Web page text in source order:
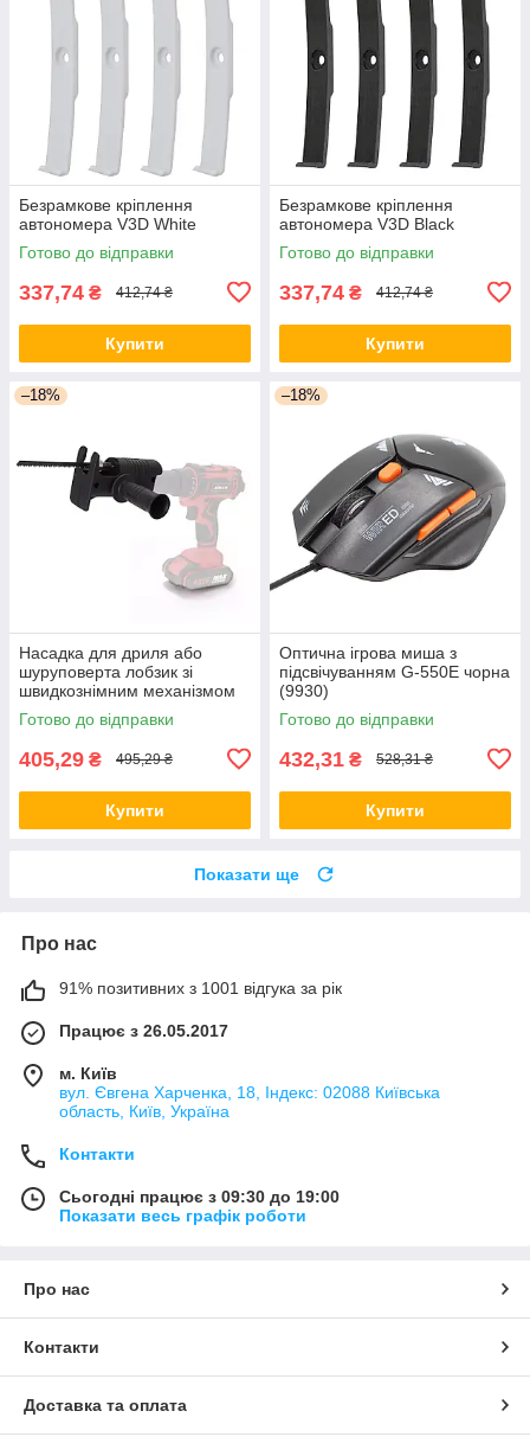
Безрамкове кріплення
автономера V3D White
Готово до відправки
337,74 ₴ 412,74 ₴
Купити
Безрамкове кріплення
автономера V3D Black
Готово до відправки
337,74 ₴ 412,74 ₴
Купити
–18%
Насадка для дриля або
шуруповерта лобзик зі
швидкознімним механізмом
SAW KT-107
Готово до відправки
405,29 ₴ 495,29 ₴
Купити
–18%
Оптична ігрова миша з
підсвічуванням G-550E чорна
(9930)
Готово до відправки
432,31 ₴ 528,31 ₴
Купити
Показати ще
Про нас
91% позитивних з 1001 відгука за рік
Працює з 26.05.2017
м. Київ
вул. Євгена Харченка, 18, Індекс: 02088 Київська
область, Київ, Україна
Контакти
Сьогодні працює з 09:30 до 19:00
Показати весь графік роботи
Про нас
Контакти
Доставка та оплата